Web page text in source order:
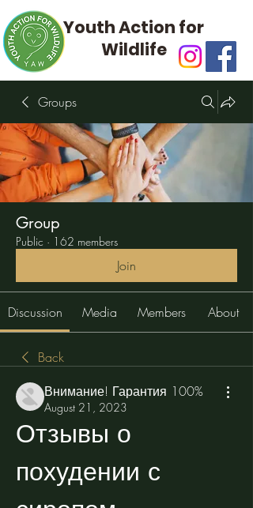
Youth Action for
Wildlife
Groups
Group
Public · 162 members
Join
Discussion Media Members About
Back
Внимание! Гарантия 100%
August 21, 2023
Отзывы о
похудении с